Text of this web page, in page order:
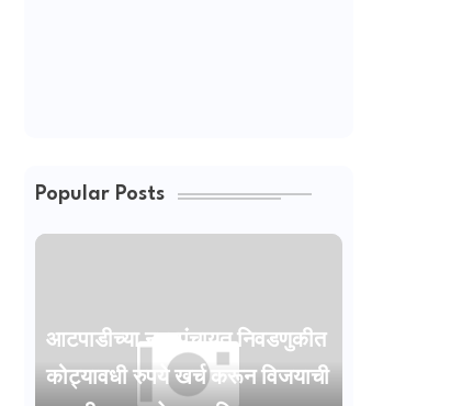
Popular Posts
आटपाडीच्या नगरपंचायत निवडणुकीत
कोट्यावधी रुपये खर्च करून विजयाची